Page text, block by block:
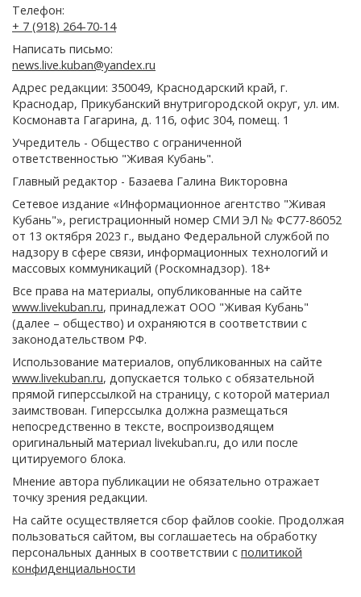
Телефон:
+ 7 (918) 264-70-14
Написать письмо:
news.live.kuban@yandex.ru
Адрес редакции: 350049, Краснодарский край, г.
Краснодар, Прикубанский внутригородской округ, ул. им.
Космонавта Гагарина, д. 116, офис 304, помещ. 1
Учредитель - Общество с ограниченной
ответственностью "Живая Кубань".
Главный редактор - Базаева Галина Викторовна
Сетевое издание «Информационное агентство "Живая
Кубань"», регистрационный номер СМИ ЭЛ № ФС77-86052
от 13 октября 2023 г., выдано Федеральной службой по
надзору в сфере связи, информационных технологий и
массовых коммуникаций (Роскомнадзор). 18+
Все права на материалы, опубликованные на сайте
www.livekuban.ru, принадлежат ООО "Живая Кубань"
(далее – общество) и охраняются в соответствии с
законодательством РФ.
Использование материалов, опубликованных на сайте
www.livekuban.ru, допускается только с обязательной
прямой гиперссылкой на страницу, с которой материал
заимствован. Гиперссылка должна размещаться
непосредственно в тексте, воспроизводящем
оригинальный материал livekuban.ru, до или после
цитируемого блока.
Мнение автора публикации не обязательно отражает
точку зрения редакции.
На сайте осуществляется сбор файлов cookie. Продолжая
пользоваться сайтом, вы соглашаетесь на обработку
персональных данных в соответствии с политикой
конфиденциальности